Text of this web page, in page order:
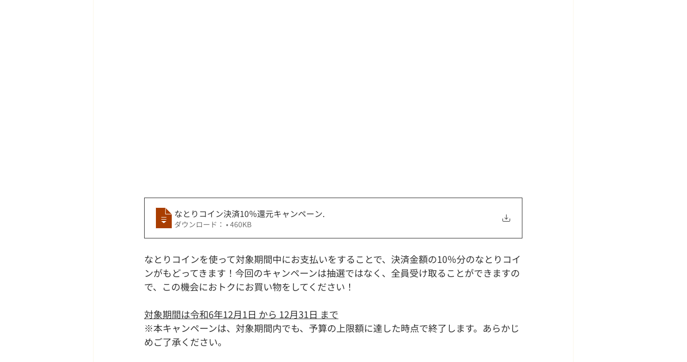
なとりコイン決済10％還元キャンペーン.
ダウンロード： • 460KB
なとりコインを使って対象期間中にお支払いをすることで、決済金額の10％分のなとりコイ
ンがもどってきます！今回のキャンペーンは抽選ではなく、全員受け取ることができますの
で、この機会におトクにお買い物をしてください！
対象期間は令和6年12月1日 から 12月31日 まで
※本キャンペーンは、対象期間内でも、予算の上限額に達した時点で終了します。あらかじ
めご了承ください。